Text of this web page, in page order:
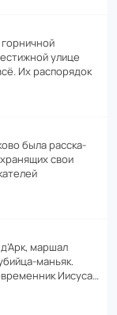
улице
Их распо­рядок
была расска­
свои
маршал
маньяк.
Иисуса…